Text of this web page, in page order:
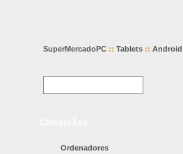
SuperMercadoPC :: Tablets :: Android
Ordenadores